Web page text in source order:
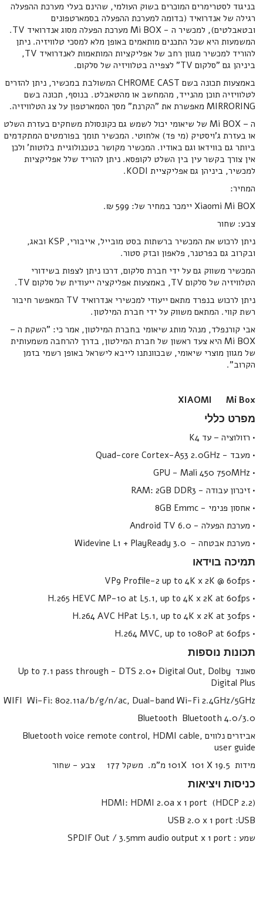
בניגוד לסטרימרים המוכרים בשוק העולמי, שהינם בעלי מערכת ההפעלה
רגילה של אנדרואיד (בדומה למערכת ההפעלה בסמארטפונים
ובטאבלטים), למכשיר ה - Mi BOX מערכת הפעלה מסוג אנדרואיד TV.
המשמעות היא שכל התכנים מותאמים באופן מלא למסכי טלוויזיה. ניתן
להוריד למכשיר מגוון רחב של אפליקציות המותאמות לאנדרואיד TV,
ביניהן גם "סלקום TV" לצפייה בטלוויזיה של סלקום.
באמצעות תכונה בשם CHROME CAST המשולבת במכשיר, ניתן להזרים
לטלוויזיה תוכן מהנייד, מהמחשב או מהטאבלט. בנוסף, תכונה בשם
MIRRORING מאפשרת את "הקרנת" מסך הסמארטפון על צג הטלוויזיה.
ה – Mi BOX של שיאומי יכול לשמש גם כקונסולת משחקים בעזרת השלט
או בעזרת ג'ויסטיק (מי פד) אלחוטי. המכשיר תומך בפורמטים המתקדמים
ביותר גם בווידאו וגם באודיו. המכשיר מקושר בטכנולוגיית בלוטות' ולכן
אין צורך בקשר עין בין השלט לקופסא. ניתן להוריד שלל אפליקציות
למכשיר, ביניהן גם אפליקציית KODI.
המחיר:
Xiaomi Mi BOX יימכר במחיר של: 599 ₪.
צבע: שחור
ניתן לרכוש את המכשיר ברשתות בסט מובייל, אייבורי, KSP ובאג,
ובקרוב גם בפרטנר, פלאפון ובזק סטור.
המכשיר משווק גם על ידי חברת סלקום, דרכו ניתן לצפות בשידורי
הטלוויזיה של סלקום TV, באמצעות אפליקציה ייעודית של סלקום TV.
ניתן לרכוש בנפרד מתאם ייעודי למכשירי אנדרואיד TV המאפשר חיבור
רשת קווי. המתאם משווק על ידי חברת המילטון.
אבי קורנפלד, מנהל מותג שיאומי בחברת המילטון, אמר כי: "השקת ה –
Mi BOX היא צעד ראשון של חברת המילטון, בדרך להרחבה משמעותית
של מגוון מוצרי שיאומי, שבכוונתנו לייבא לישראל באופן רשמי בזמן
הקרוב".
XIAOMI Mi Box
מפרט כללי
• רזולוציה – עד K4
• מעבד - Quad-core Cortex-A53 2.0GHz
• GPU - Mali 450 750MHz
• זיכרון עבודה - RAM: 2GB DDR3
• אחסון פנימי - 8GB Emmc
• מערכת הפעלה - Android TV 6.0
• מערכת אבטחה - Widevine L1 + PlayReady 3.0
תמיכה בוידאו
• VP9 Profile-2 up to 4K x 2K @ 60fps
• H.265 HEVC MP-10 at L5.1, up to 4K x 2K at 60fps
• H.264 AVC HPat L5.1, up to 4K x 2K at 30fps
• H.264 MVC, up to 1080P at 60fps
תכונות נוספות
סאונד Up to 7.1 pass through - DTS 2.0+ Digital Out, Dolby
Digital Plus
WIFI Wi-Fi: 802.11a/b/g/n/ac, Dual-band Wi-Fi 2.4GHz/5GHz
Bluetooth Bluetooth 4.0/3.0
אביזרים נלווים Bluetooth voice remote control, HDMI cable,
user guide
מידות 101X 101 X 19.5 מ"מ. משקל 177 צבע - שחור
כניסות ויציאות
HDMI: HDMI 2.0a x 1 port (HDCP 2.2)
USB 2.0 x 1 port :USB
שמע : SPDIF Out / 3.5mm audio output x 1 port